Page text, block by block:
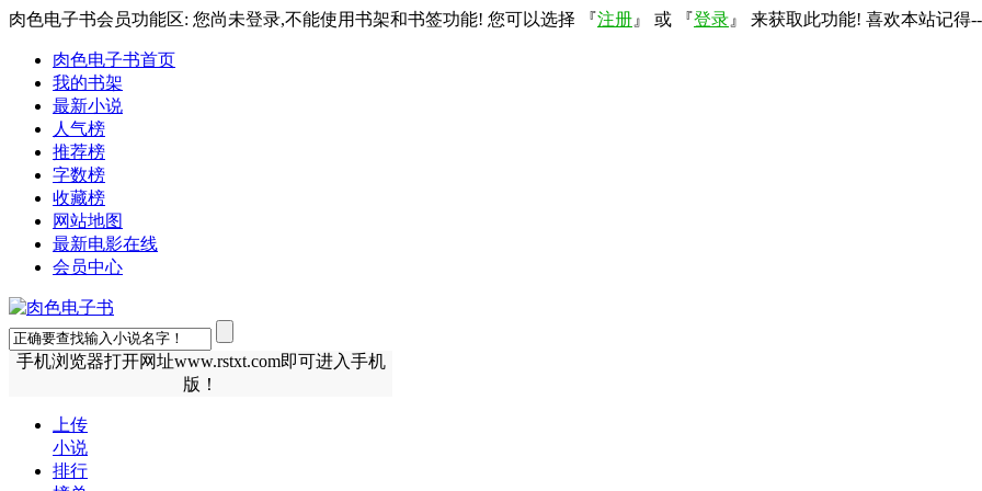
肉色电子书会员功能区: 您尚未登录,不能使用书架和书签功能! 您可以选择 『注册 』 或 『登录 』 来获取此功能! 喜欢本站记得
肉色电子书首页
我的书架
最新小说
人气榜
推荐榜
字数榜
收藏榜
网站地图
最新电影在线
会员中心
手机浏览器打开网址www.rstxt.com即可进入手机
版！
上传
小说
排行